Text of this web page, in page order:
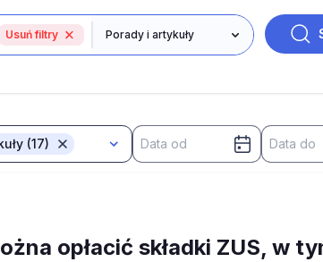
Usuń filtry
(17)
opłacić składki ZUS, w